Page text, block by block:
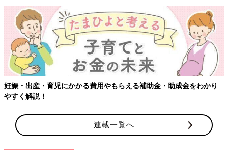
り 【ワクチン接種できるものも】妊婦の感染症対策、知っておい
連載一覧へ